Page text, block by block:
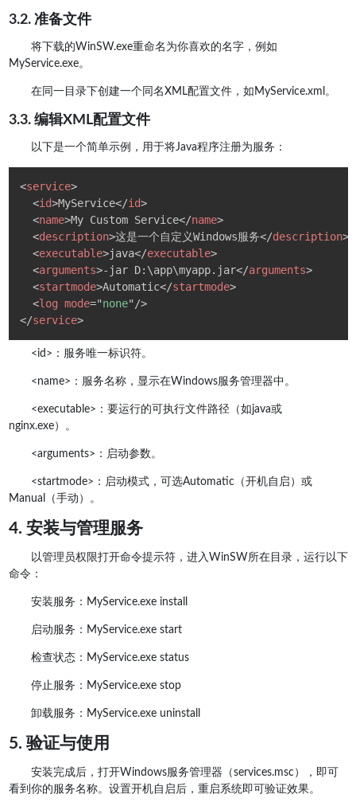
3.2. 准备文件
将下载的WinSW.exe重命名为你喜欢的名字，例如
MyService.exe。
在同一目录下创建一个同名XML配置文件，如MyService.xml。
3.3. 编辑XML配置文件
以下是一个简单示例，用于将Java程序注册为服务：
<service>
<id>MyService</id>
<name>My Custom Service</name>
<description>这是一个自定义Windows服务</description>
<executable>java</executable>
<arguments>-jar D:\app\myapp.jar</arguments>
<startmode>Automatic</startmode>
<log mode="none" />
</service>
<id>：服务唯一标识符。
<name>：服务名称，显示在Windows服务管理器中。
<executable>：要运行的可执行文件路径（如java或
nginx.exe）。
<arguments>：启动参数。
<startmode>：启动模式，可选Automatic（开机自启）或
Manual（手动）。
4. 安装与管理服务
以管理员权限打开命令提示符，进入WinSW所在目录，运行以下
命令：
安装服务：MyService.exe install
启动服务：MyService.exe start
检查状态：MyService.exe status
停止服务：MyService.exe stop
卸载服务：MyService.exe uninstall
5. 验证与使用
安装完成后，打开Windows服务管理器（services.msc），即可
看到你的服务名称。设置开机自启后，重启系统即可验证效果。